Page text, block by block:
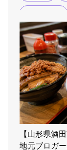
【山形県酒
地元ブロガ